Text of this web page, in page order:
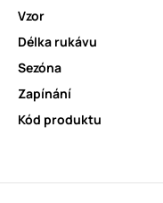
Vzor
Délka rukávu
Sezóna
Zapínání
Kód produktu